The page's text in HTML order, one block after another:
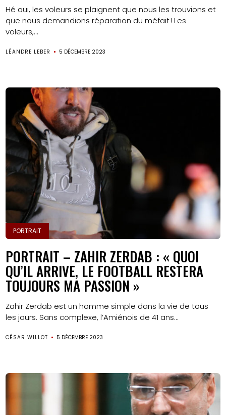
Hé oui, les voleurs se plaignent que nous les trouvions et
que nous demandions réparation du méfait ! Les
voleurs,...
LÉANDRE LEBER 5 DÉCEMBRE 2023
PORTRAIT
PORTRAIT – ZAHIR ZERDAB : « QUOI
QU’IL ARRIVE, LE FOOTBALL RESTERA
TOUJOURS MA PASSION »
Zahir Zerdab est un homme simple dans la vie de tous
les jours. Sans complexe, l’Amiénois de 41 ans...
CÉSAR WILLOT 5 DÉCEMBRE 2023